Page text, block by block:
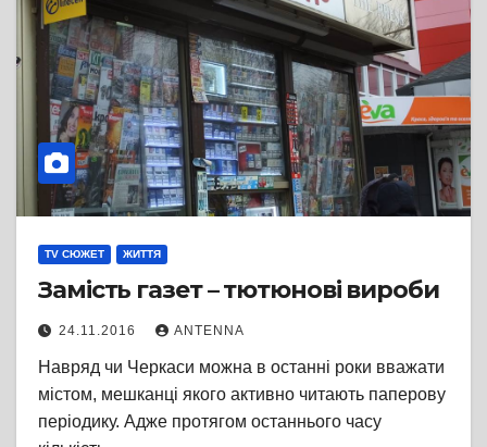
TV СЮЖЕТ ЖИТТЯ
Замість газет – тютюнові вироби
24.11.2016 ANTENNA
Навряд чи Черкаси можна в останні роки вважати
містом, мешканці якого активно читають паперову
періодику. Адже протягом останнього часу